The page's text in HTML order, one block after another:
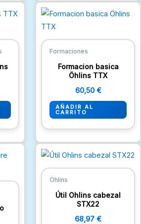
Formaciones
Formacion basica
Öhlins TTX
60,50 €
AÑADIR AL
CARRITO
Öhlins
Útil Ohlins cabezal
STX22
68,97 €